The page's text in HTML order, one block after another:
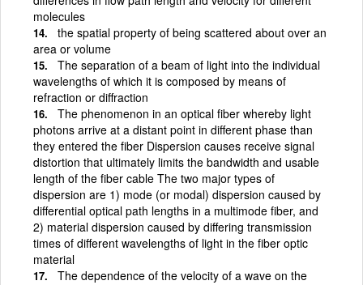
molecules
the spatial property of being scattered about over an
area or volume
The separation of a beam of light into the individual
wavelengths of which it is composed by means of
refraction or diffraction
The phenomenon in an optical fiber whereby light
photons arrive at a distant point in different phase than
they entered the fiber Dispersion causes receive signal
distortion that ultimately limits the bandwidth and usable
length of the fiber cable The two major types of
dispersion are 1) mode (or modal) dispersion caused by
differential optical path lengths in a multimode fiber, and
2) material dispersion caused by differing transmission
times of different wavelengths of light in the fiber optic
material
The dependence of the velocity of a wave on the